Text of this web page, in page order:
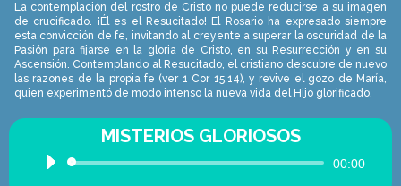
La contemplación del rostro de Cristo no puede reducirse a su imagen
de crucificado. ¡Él es el Resucitado! El Rosario ha expresado siempre
esta convicción de fe, invitando al creyente a superar la oscuridad de la
Pasión para fijarse en la gloria de Cristo, en su Resurrección y en su
Ascensión. Contemplando al Resucitado, el cristiano descubre de nuevo
las razones de la propia fe (ver 1 Cor 15,14), y revive el gozo de María,
quien experimentó de modo intenso la nueva vida del Hijo glorificado.
MISTERIOS GLORIOSOS
Reproductor
00:00